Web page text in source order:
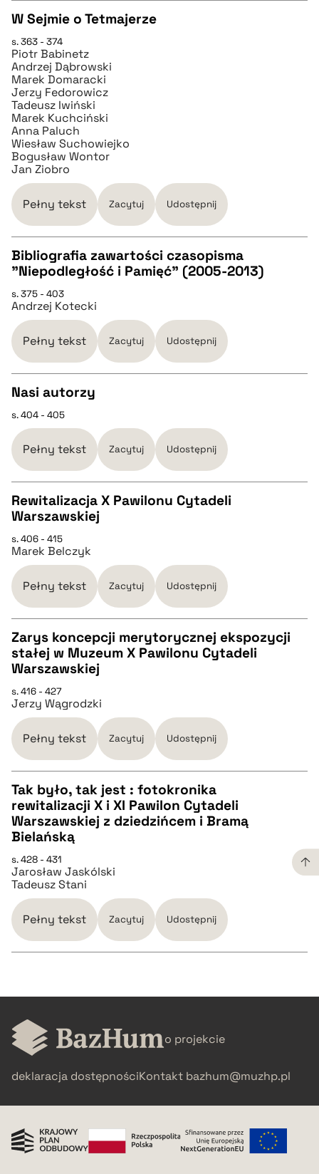
BIBTEX
pobierz cytat
CZYSTY TEKST
pobierz cytat
BIBTEX
pobierz cytat
W Sejmie o Tetmajerze
s. 363 - 374
Piotr Babinetz
Andrzej Dąbrowski
Marek Domaracki
Jerzy Fedorowicz
Tadeusz Iwiński
Marek Kuchciński
Anna Paluch
Wiesław Suchowiejko
Bogusław Wontor
Jan Ziobro
Pełny tekst Zacytuj Udostępnij
CZYSTY TEKST
pobierz cytat
BIBTEX
Bibliografia zawartości czasopisma
"Niepodległość i Pamięć" (2005-2013)
s. 375 - 403
Andrzej Kotecki
Pełny tekst Zacytuj Udostępnij
CZYSTY TEKST
pobierz cytat
BIBTEX
pobierz cytat
Nasi autorzy
s. 404 - 405
Pełny tekst Zacytuj Udostępnij
CZYSTY TEKST
pobierz cytat
BIBTEX
pobierz cytat
Rewitalizacja X Pawilonu Cytadeli
Warszawskiej
s. 406 - 415
Marek Belczyk
Pełny tekst Zacytuj Udostępnij
CZYSTY TEKST
pobierz cytat
BIBTEX
pobierz cytat
Zarys koncepcji merytorycznej ekspozycji
stałej w Muzeum X Pawilonu Cytadeli
Warszawskiej
s. 416 - 427
Jerzy Wągrodzki
Pełny tekst Zacytuj Udostępnij
CZYSTY TEKST
pobierz cytat
BIBTEX
pobierz cytat
Tak było, tak jest : fotokronika
rewitalizacji X i XI Pawilon Cytadeli
Warszawskiej z dziedzińcem i Bramą
Bielańską
s. 428 - 431
Jarosław Jaskólski
Tadeusz Stani
Pełny tekst Zacytuj Udostępnij
CZYSTY TEKST
pobierz cytat
BIBTEX
o projekcie
deklaracja dostępnościKontakt bazhum@muzhp.pl